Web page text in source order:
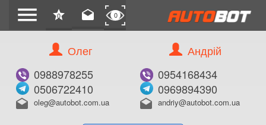
menu star
0 drafts 0
Олег
0988978255
0506722410
drafts oleg@autobot.com.ua
Андрій
0954168434
0969894390
drafts andriy@autobot.com.ua